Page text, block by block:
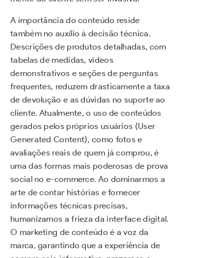
A importância do conteúdo reside
também no auxílio à decisão técnica.
Descrições de produtos detalhadas, com
tabelas de medidas, vídeos
demonstrativos e seções de perguntas
frequentes, reduzem drasticamente a taxa
de devolução e as dúvidas no suporte ao
cliente. Atualmente, o uso de conteúdos
gerados pelos próprios usuários (User
Generated Content), como fotos e
avaliações reais de quem já comprou, é
uma das formas mais poderosas de prova
social no e-commerce. Ao dominarmos a
arte de contar histórias e fornecer
informações técnicas precisas,
humanizamos a frieza da interface digital.
O marketing de conteúdo é a voz da
marca, garantindo que a experiência de